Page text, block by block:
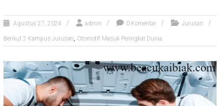
Agustus 27, 2024 admin 0 Komentar Jurusan
Berikut 2 Kampus Jurusan Otomotif Masuk Peringkat Dunia